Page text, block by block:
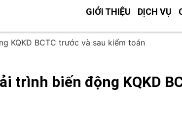
GIỚI THIỆU DỊCH VỤ
KQKD BCTC trước và sau kiểm toán
trình biến động KQKD